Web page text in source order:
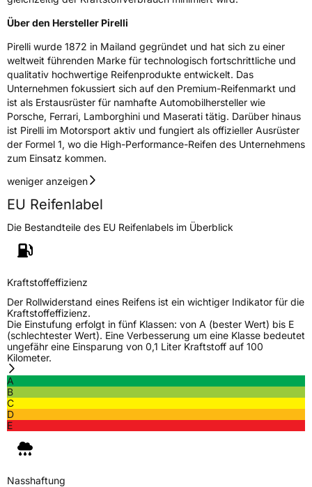
Über den Hersteller Pirelli
Pirelli wurde 1872 in Mailand gegründet und hat sich zu einer
weltweit führenden Marke für technologisch fortschrittliche und
qualitativ hochwertige Reifenprodukte entwickelt. Das
Unternehmen fokussiert sich auf den Premium-Reifenmarkt und
ist als Erstausrüster für namhafte Automobilhersteller wie
Porsche, Ferrari, Lamborghini und Maserati tätig. Darüber hinaus
ist Pirelli im Motorsport aktiv und fungiert als offizieller Ausrüster
der Formel 1, wo die High-Performance-Reifen des Unternehmens
zum Einsatz kommen.
weniger anzeigen
EU Reifenlabel
Die Bestandteile des EU Reifenlabels im Überblick
Kraftstoffeffizienz
Der Rollwiderstand eines Reifens ist ein wichtiger Indikator für die
Kraftstoffeffizienz.
Die Einstufung erfolgt in fünf Klassen: von A (bester Wert) bis E
(schlechtester Wert). Eine Verbesserung um eine Klasse bedeutet
ungefähr eine Einsparung von 0,1 Liter Kraftstoff auf 100
Kilometer.
A
B
C
D
E
Nasshaftung